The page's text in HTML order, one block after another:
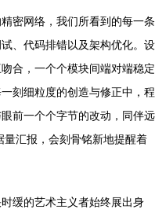
密网络，我们所看到的每一条
、代码排错以及架构优化。设
合，一个个模块间端对端稳定
刻细粒度的创造与修正中，程
前一个个字节的改动，同伴远
汇报，会刻骨铭新地提醒着
缓的艺术主义者始终展出身